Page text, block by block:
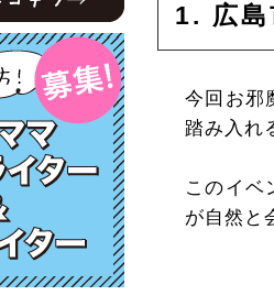
1. 広
今回お邪
踏み入れ
このイベ
が自然と